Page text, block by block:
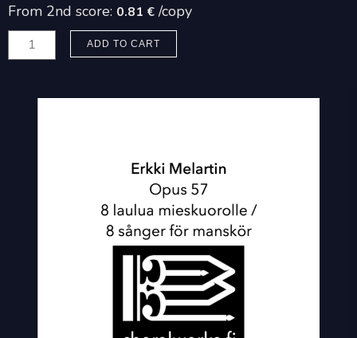
From 2nd score: 0.81 € /copy
Melartin,
Erkki:
ADD TO CART